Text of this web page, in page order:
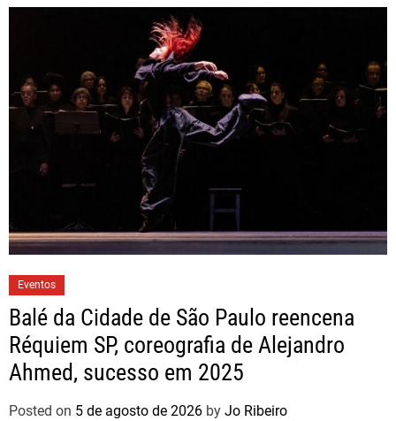
Eventos
Balé da Cidade de São Paulo reencena
Réquiem SP, coreografia de Alejandro
Ahmed, sucesso em 2025
Posted on 5 de agosto de 2026 by Jo Ribeiro